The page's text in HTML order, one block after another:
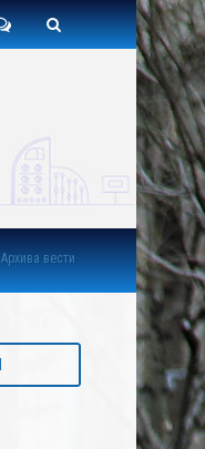
Архива вести